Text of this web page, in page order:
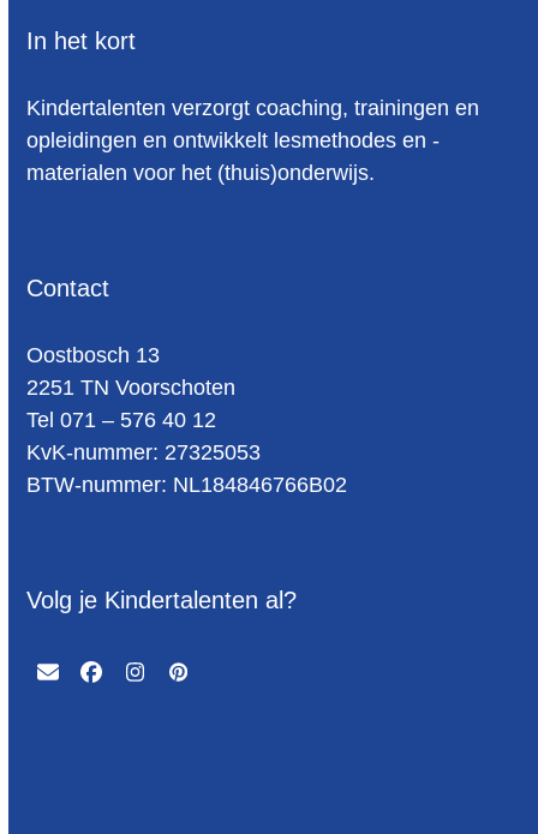
In het kort
Kindertalenten verzorgt coaching, trainingen en
opleidingen en ontwikkelt lesmethodes en -
materialen voor het (thuis)onderwijs.
Contact
Oost­bosch 13
2251 TN Voorschoten
Tel 071 – 576 40 12
KvK-nummer: 27325053
BTW-num­mer: NL184846766B02
Volg je Kindertalenten al?
EmailFacebook
Instagram
Pinterest